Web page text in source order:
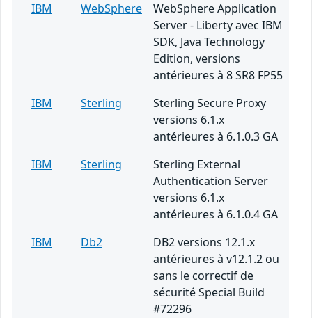
IBM WebSphere
WebSphere Application
Server - Liberty avec IBM
SDK, Java Technology
Edition, versions
antérieures à 8 SR8 FP55
IBM
Sterling
Sterling Secure Proxy
versions 6.1.x
antérieures à 6.1.0.3 GA
IBM
Sterling
Sterling External
Authentication Server
versions 6.1.x
antérieures à 6.1.0.4 GA
IBM
Db2
DB2 versions 12.1.x
antérieures à v12.1.2 ou
sans le correctif de
sécurité Special Build
#72296